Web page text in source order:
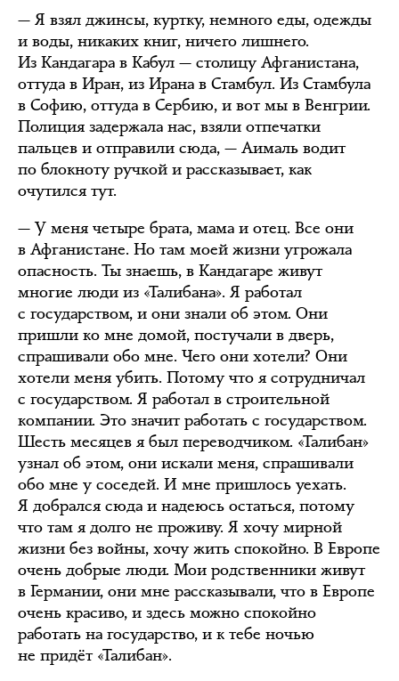
— Я взял джинсы, куртку, немного еды, одежды
и воды, никаких книг, ничего лишнего.
Из Кандагара в Кабул — столицу Афганистана,
оттуда в Иран, из Ирана в Стамбул. Из Стамбула
в Софию, оттуда в Сербию, и вот мы в Венгрии.
Полиция задержала нас, взяли отпечатки
пальцев и отправили сюда, — Аималь водит
по блокноту ручкой и рассказывает, как
очутился тут.
— У меня четыре брата, мама и отец. Все они
в Афганистане. Но там моей жизни угрожала
опасность. Ты знаешь, в Кандагаре живут
многие люди из «Талибана». Я работал
с государством, и они знали об этом. Они
пришли ко мне домой, постучали в дверь,
спрашивали обо мне. Чего они хотели? Они
хотели меня убить. Потому что я сотрудничал
с государством. Я работал в строительной
компании. Это значит работать с государством.
Шесть месяцев я был переводчиком. «Талибан»
узнал об этом, они искали меня, спрашивали
обо мне у соседей. И мне пришлось уехать.
Я добрался сюда и надеюсь остаться, потому
что там я долго не проживу. Я хочу мирной
жизни без войны, хочу жить спокойно. В Европе
очень добрые люди. Мои родственники живут
в Германии, они мне рассказывали, что в Европе
очень красиво, и здесь можно спокойно
работать на государство, и к тебе ночью
не придёт «Талибан».